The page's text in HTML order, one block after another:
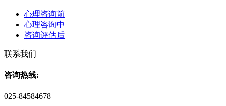
心理咨询前
心理咨询中
咨询评估后
联系我们
咨询热线:
025-84584678